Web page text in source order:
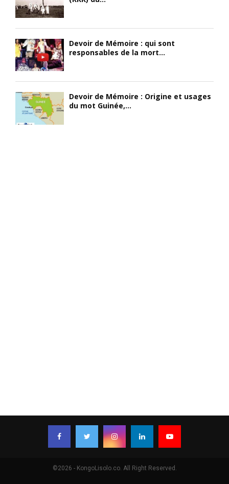
Devoir de Mémoire : qui sont
responsables de la mort...
Devoir de Mémoire : Origine et usages
du mot Guinée,...
©2026 - KongoLisolo.co. All Right Reserved.